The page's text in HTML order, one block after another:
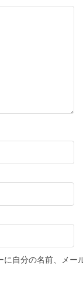
自分の名前、メー